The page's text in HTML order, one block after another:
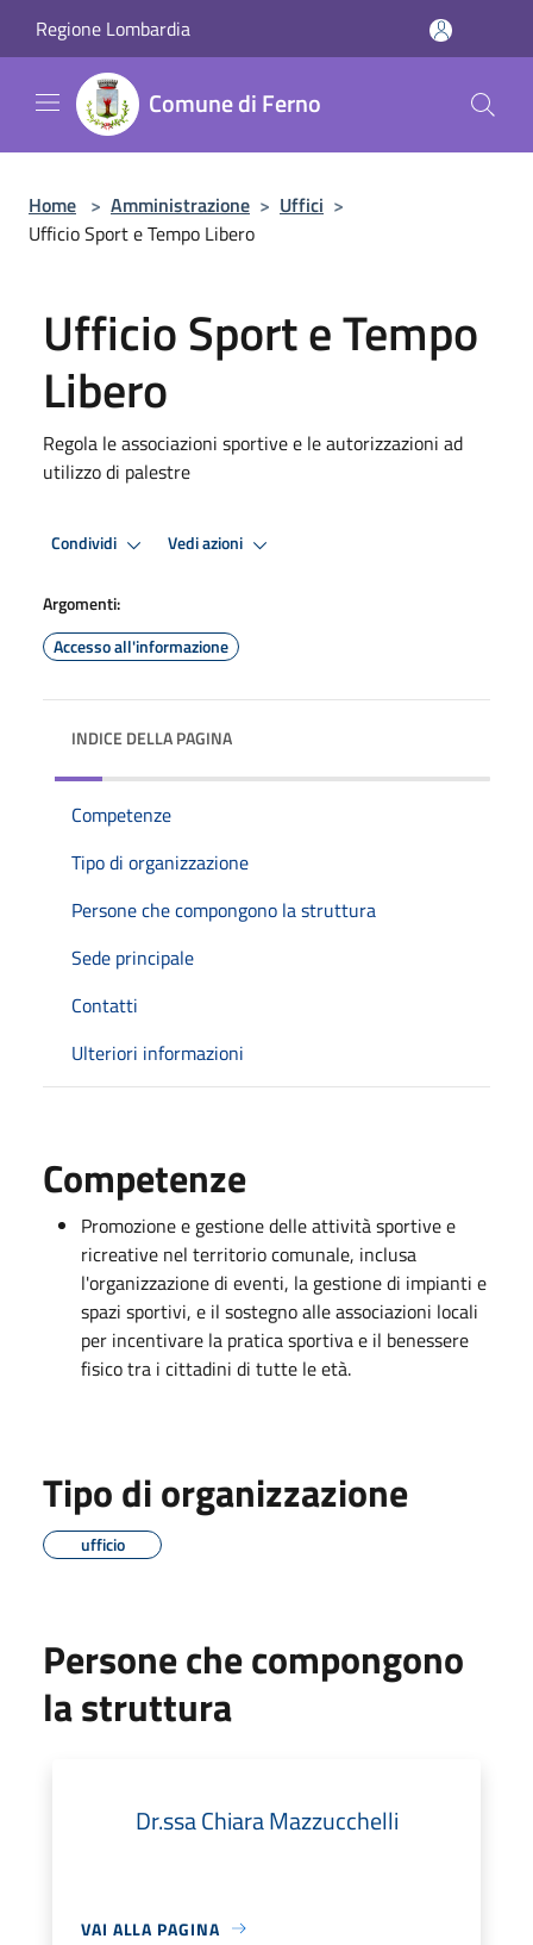
Regione Lombardia
Comune di Ferno
Home > Amministrazione > Uffici >
Ufficio Sport e Tempo Libero
Ufficio Sport e Tempo
Libero
Regola le associazioni sportive e le autorizzazioni ad
utilizzo di palestre
Condividi Vedi azioni
Argomenti:
Accesso all'informazione
INDICE DELLA PAGINA
Competenze
Tipo di organizzazione
Persone che compongono la struttura
Sede principale
Contatti
Ulteriori informazioni
Competenze
Promozione e gestione delle attività sportive e
ricreative nel territorio comunale, inclusa
l'organizzazione di eventi, la gestione di impianti e
spazi sportivi, e il sostegno alle associazioni locali
per incentivare la pratica sportiva e il benessere
fisico tra i cittadini di tutte le età.
Tipo di organizzazione
ufficio
Persone che compongono
la struttura
Dr.ssa Chiara Mazzucchelli
VAI ALLA PAGINA